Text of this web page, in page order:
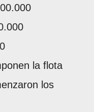
la flota
los